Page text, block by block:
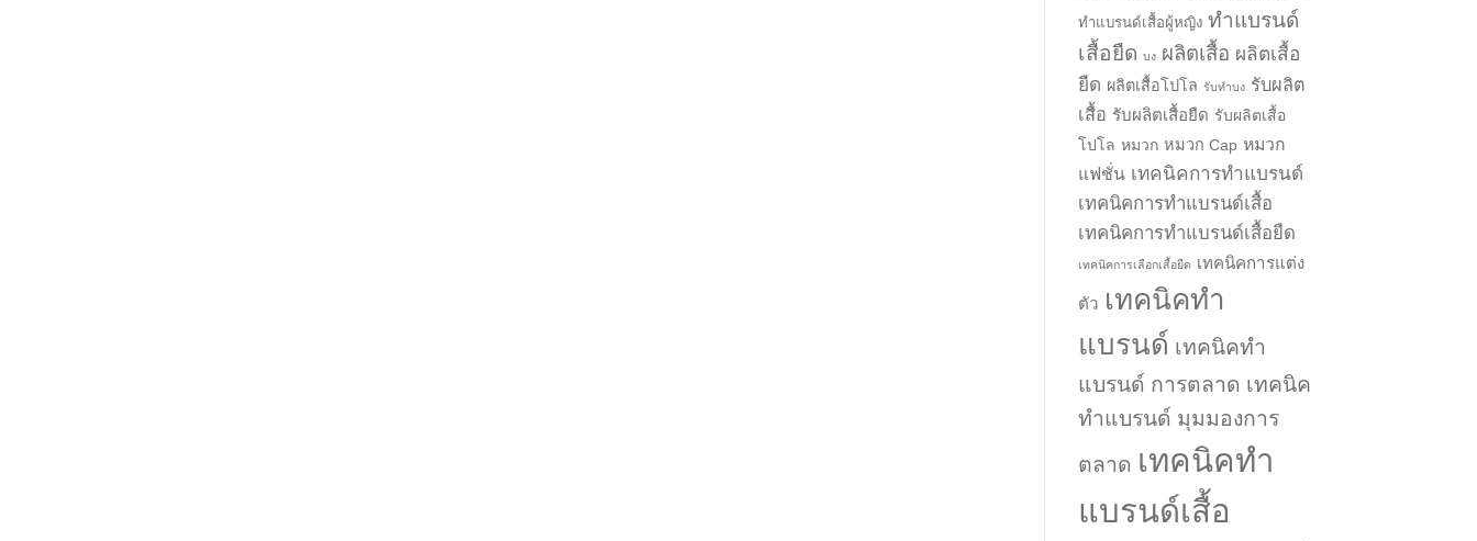
ทำแบรนด์เสื้อผู้หญิง ทำแบรนด์
เสื้อยืด บง ผลิตเสื้อ ผลิตเสื้อ
ยืด ผลิตเสื้อโปโล รับทำบง รับผลิต
เสื้อ รับผลิตเสื้อยืด รับผลิตเสื้อ
โปโล หมวก หมวก Cap หมวก
แฟชั่น เทคนิคการทำแบรนด์
เทคนิคการทำแบรนด์เสื้อ
เทคนิคการทำแบรนด์เสื้อยืด
เทคนิคการเลือกเสื้อยืด เทคนิคการแต่ง
ตัว เทคนิคทำ
แบรนด์ เทคนิคทำ
แบรนด์ การตลาด เทคนิค
ทำแบรนด์ มุมมองการ
ตลาด เทคนิคทำ
แบรนด์เสื้อ